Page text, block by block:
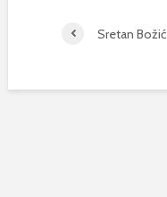
Sretan Božić